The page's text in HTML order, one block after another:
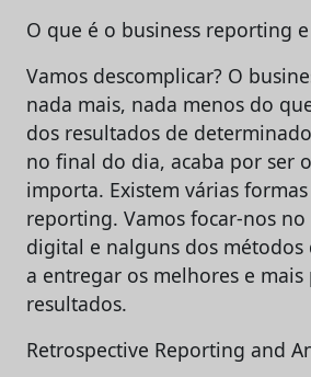
O que é o business reporting
Vamos descomplicar? O
nada mais, nada menos do
dos resultados de
no final do dia, acaba por ser
importa. Existem várias
reporting. Vamos focar-nos
digital e nalguns dos métodos
a entregar os melhores e mais
resultados.
Retrospective Reporting and